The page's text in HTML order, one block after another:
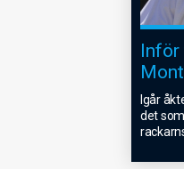
Inför
Igår
det